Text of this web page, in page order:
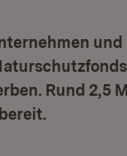
und
Rund 2,5